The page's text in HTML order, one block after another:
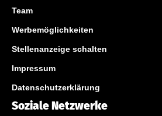
Team
Werbemöglichkeiten
Stellenanzeige schalten
Impressum
Datenschutzerklärung
Soziale Netzwerke